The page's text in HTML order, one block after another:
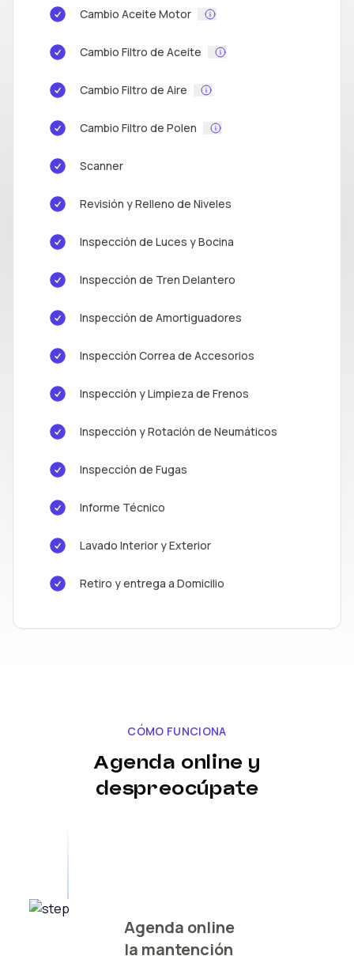
Cambio Aceite Motor
Cambio Filtro de Aceite
Cambio Filtro de Aire
Cambio Filtro de Polen
Scanner
Revisión y Relleno de Niveles
Inspección de Luces y Bocina
Inspección de Tren Delantero
Inspección de Amortiguadores
Inspección Correa de Accesorios
Inspección y Limpieza de Frenos
Inspección y Rotación de Neumáticos
Inspección de Fugas
Informe Técnico
Lavado Interior y Exterior
Retiro y entrega a Domicilio
CÓMO FUNCIONA
Agenda online y
despreocúpate
Agenda online
la mantención